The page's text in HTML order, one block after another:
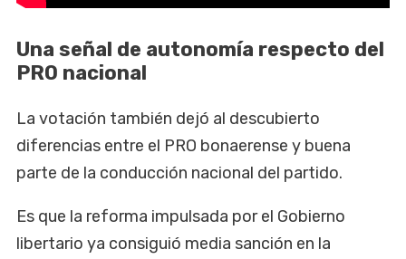
Una señal de autonomía respecto del
PRO nacional
La votación también dejó al descubierto
diferencias entre el PRO bonaerense y buena
parte de la conducción nacional del partido.
Es que la reforma impulsada por el Gobierno
libertario ya consiguió media sanción en la